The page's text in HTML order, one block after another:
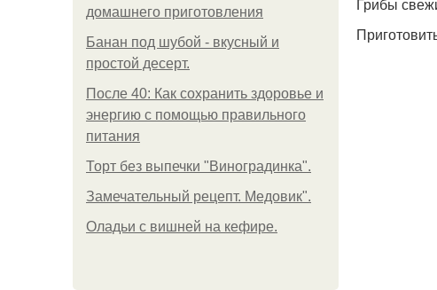
домашнего приготовления
Банан под шубой - вкусный и
простой десерт.
После 40: Как сохранить здоровье и
энергию с помощью правильного
питания
Торт без выпечки "Виноградинка".
Замечательный рецепт. Медовик".
Оладьи с вишней на кефире.